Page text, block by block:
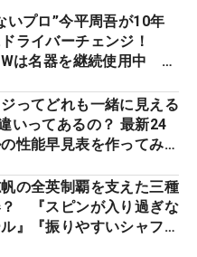
いプロ”今平周吾が10年
ライバーチェンジ！
は名器を継続使用中 #
ってどれも一緒に見える
いってあるの？ 最新24
性能早見表を作ってみ
の全英制覇を支えた三種
『スピンが入り過ぎな
』『振りやすいシャフ